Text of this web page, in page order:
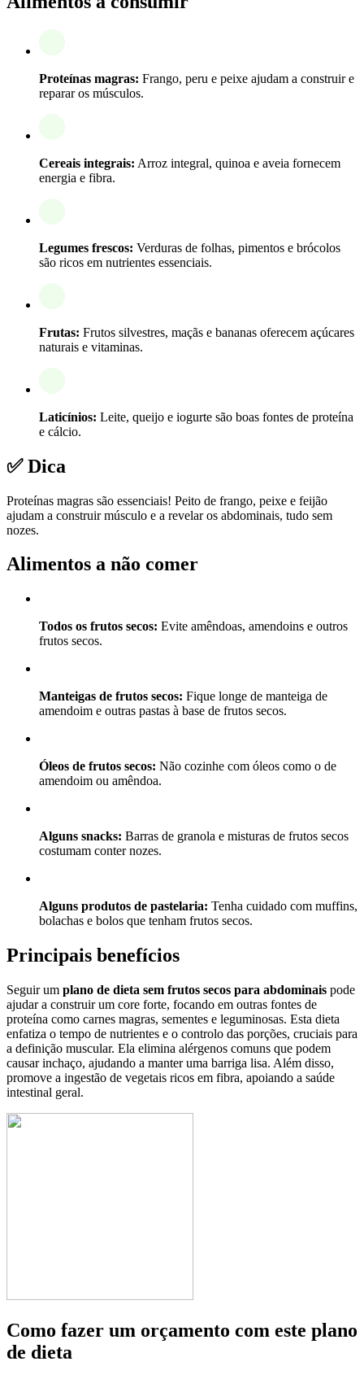
Proteínas magras: Frango, peru e peixe ajudam a construir e
reparar os músculos.
Cereais integrais: Arroz integral, quinoa e aveia fornecem
energia e fibra.
Legumes frescos: Verduras de folhas, pimentos e brócolos
são ricos em nutrientes essenciais.
Frutas: Frutos silvestres, maçãs e bananas oferecem açúcares
naturais e vitaminas.
Laticínios: Leite, queijo e iogurte são boas fontes de proteína
e cálcio.
✅ Dica
Proteínas magras são essenciais! Peito de frango, peixe e feijão
ajudam a construir músculo e a revelar os abdominais, tudo sem
nozes.
Alimentos a não comer
Todos os frutos secos: Evite amêndoas, amendoins e outros
frutos secos.
Manteigas de frutos secos: Fique longe de manteiga de
amendoim e outras pastas à base de frutos secos.
Óleos de frutos secos: Não cozinhe com óleos como o de
amendoim ou amêndoa.
Alguns snacks: Barras de granola e misturas de frutos secos
costumam conter nozes.
Alguns produtos de pastelaria: Tenha cuidado com muffins,
bolachas e bolos que tenham frutos secos.
Principais benefícios
Seguir um plano de dieta sem frutos secos para abdominais pode
ajudar a construir um core forte, focando em outras fontes de
proteína como carnes magras, sementes e leguminosas. Esta dieta
enfatiza o tempo de nutrientes e o controlo das porções, cruciais para
a definição muscular. Ela elimina alérgenos comuns que podem
causar inchaço, ajudando a manter uma barriga lisa. Além disso,
promove a ingestão de vegetais ricos em fibra, apoiando a saúde
intestinal geral.
Como fazer um orçamento com este plano
de dieta